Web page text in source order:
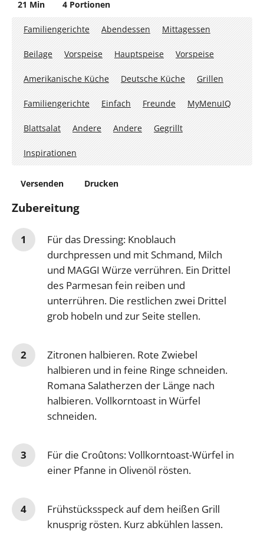
21 Min 4 Portionen
Familiengerichte Abendessen Mittagessen
Beilage Vorspeise Hauptspeise Vorspeise
Amerikanische Küche Deutsche Küche Grillen
Familiengerichte Einfach Freunde MyMenuIQ
Blattsalat Andere Andere Gegrillt
Inspirationen
Versenden Drucken
Zubereitung
Für das Dressing: Knoblauch
durchpressen und mit Schmand, Milch
und MAGGI Würze verrühren. Ein Drittel
des Parmesan fein reiben und
unterrühren. Die restlichen zwei Drittel
grob hobeln und zur Seite stellen.
Zitronen halbieren. Rote Zwiebel
halbieren und in feine Ringe schneiden.
Romana Salatherzen der Länge nach
halbieren. Vollkorntoast in Würfel
schneiden.
Für die Croûtons: Vollkorntoast-Würfel in
einer Pfanne in Olivenöl rösten.
Frühstücksspeck auf dem heißen Grill
knusprig rösten. Kurz abkühlen lassen.